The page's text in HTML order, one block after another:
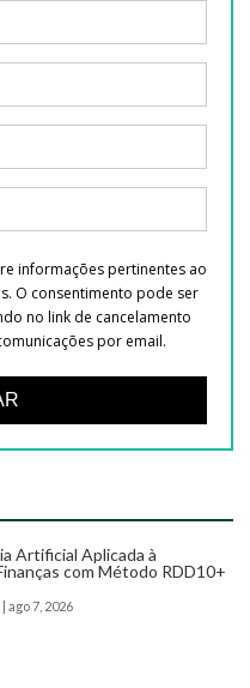
informações pertinentes ao
O consentimento pode ser
no link de cancelamento
por email.
Artificial Aplicada à
com Método RDD10+
ago 7, 2026